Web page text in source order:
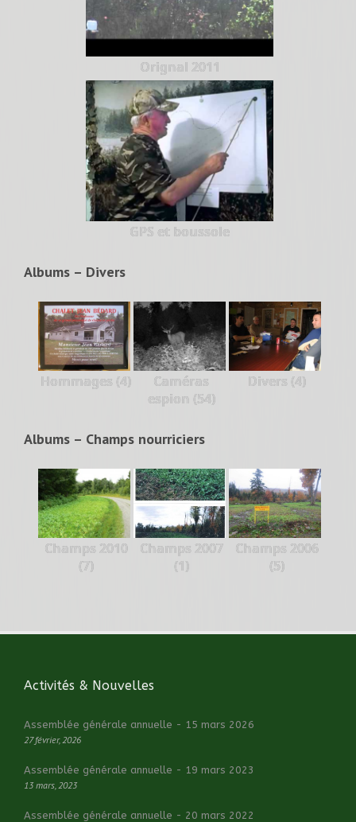
Orignal 2011
GPS et boussole
Albums – Divers
Hommages (4)
Caméras
espion (54)
Divers (4)
Albums – Champs nourriciers
Champs 2010
(7)
Champs 2007
(1)
Champs 2006
(5)
Activités & Nouvelles
Assemblée générale annuelle - 15 mars 2026
27 février, 2026
Assemblée générale annuelle - 19 mars 2023
13 mars, 2023
Assemblée générale annuelle - 20 mars 2022